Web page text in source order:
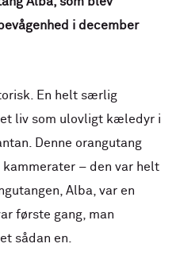
i december
En helt særlig
liv som ulovligt kæledyr i
Denne orangutang
– den var helt
Alba, var en
første gang, man
sådan en.